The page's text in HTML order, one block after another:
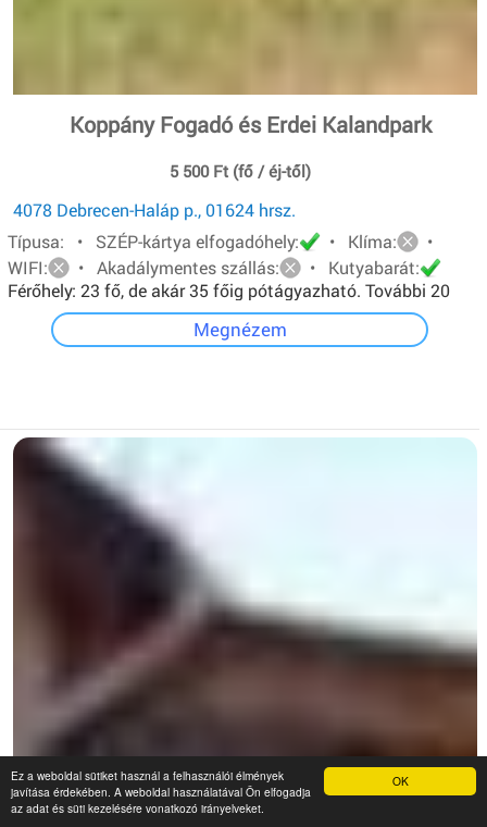
OK
Ez a weboldal sütiket használ a felhasználói élmények
javítása érdekében. A weboldal használatával Ön elfogadja
az adat és süti kezelésére vonatkozó irányelveket.
Koppány Fogadó és Erdei Kalandpark
5 500 Ft (fő / éj-től)
4078 Debrecen-Haláp p., 01624 hrsz.
Típusa: • SZÉP-kártya elfogadóhely:
• Klíma:
•
WIFI:
• Akadálymentes szállás:
• Kutyabarát:
Férőhely: 23 fő, de akár 35 főig pótágyazható. További 20
főt pedig sátorban tudunk elhelyezni.
Megnézem